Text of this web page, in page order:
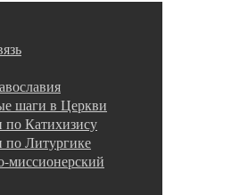
шаги в Церкви
по Катихизису
по Литургике
миссионерский